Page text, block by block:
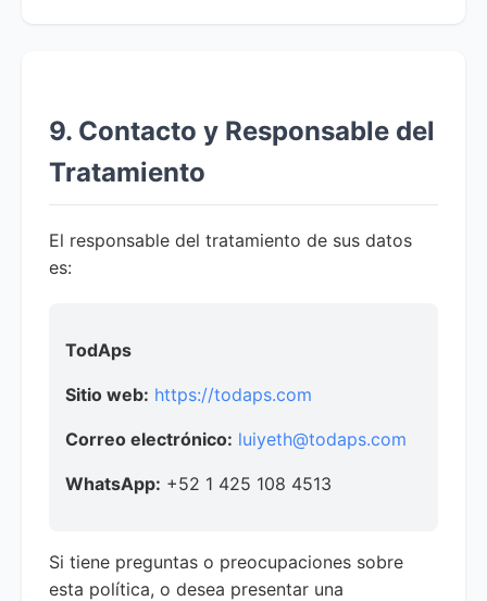
9. Contacto y Responsable del
Tratamiento
El responsable del tratamiento de sus datos
es:
TodAps
Sitio web: https://todaps.com
Correo electrónico: luiyeth@todaps.com
WhatsApp: +52 1 425 108 4513
Si tiene preguntas o preocupaciones sobre
esta política, o desea presentar una